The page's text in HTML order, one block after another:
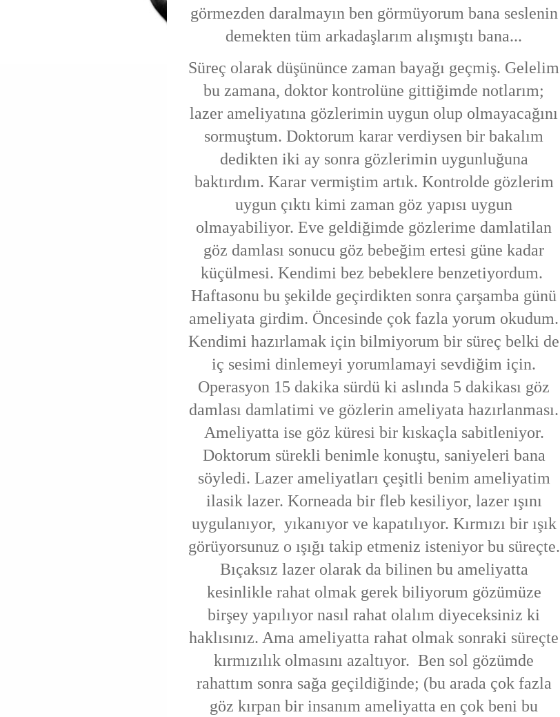
görmezden daralmayın ben görmüyorum bana seslenin
demekten tüm arkadaşlarım alışmıştı bana...
Süreç olarak düşününce zaman bayağı geçmiş. Gelelim
bu zamana, doktor kontrolüne gittiğimde notlarım;
lazer ameliyatına gözlerimin uygun olup olmayacağını
sormuştum. Doktorum karar verdiysen bir bakalım
dedikten iki ay sonra gözlerimin uygunluğuna
baktırdım. Karar vermiştim artık. Kontrolde gözlerim
uygun çıktı kimi zaman göz yapısı uygun
olmayabiliyor. Eve geldiğimde gözlerime damlatilan
göz damlası sonucu göz bebeğim ertesi güne kadar
küçülmesi. Kendimi bez bebeklere benzetiyordum.
Haftasonu bu şekilde geçirdikten sonra çarşamba günü
ameliyata girdim. Öncesinde çok fazla yorum okudum.
Kendimi hazırlamak için bilmiyorum bir süreç belki de
iç sesimi dinlemeyi yorumlamayi sevdiğim için.
Operasyon 15 dakika sürdü ki aslında 5 dakikası göz
damlası damlatimi ve gözlerin ameliyata hazırlanması.
Ameliyatta ise göz küresi bir kıskaçla sabitleniyor.
Doktorum sürekli benimle konuştu, saniyeleri bana
söyledi. Lazer ameliyatları çeşitli benim ameliyatim
ilasik lazer. Korneada bir fleb kesiliyor, lazer ışını
uygulanıyor, yıkanıyor ve kapatılıyor. Kırmızı bir ışık
görüyorsunuz o ışığı takip etmeniz isteniyor bu süreçte.
Bıçaksız lazer olarak da bilinen bu ameliyatta
kesinlikle rahat olmak gerek biliyorum gözümüze
birşey yapılıyor nasıl rahat olalım diyeceksiniz ki
haklısınız. Ama ameliyatta rahat olmak sonraki süreçte
kırmızılık olmasını azaltıyor. Ben sol gözümde
rahattım sonra sağa geçildiğinde; (bu arada çok fazla
göz kırpan bir insanım ameliyatta en çok beni bu